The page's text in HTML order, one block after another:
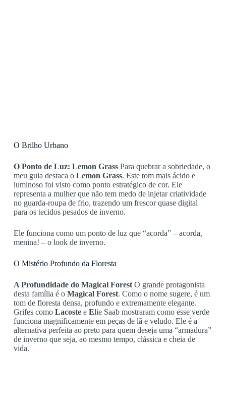
O Brilho Urbano
O Ponto de Luz: Lemon GrassPara quebrar a sobriedade, o
meu guia destaca o Lemon Grass. Este tom mais ácido e
luminoso foi visto como ponto estratégico de cor. Ele
representa a mulher que não tem medo de injetar criatividade
no guarda-roupa de frio, trazendo um frescor quase digital
para os tecidos pesados de inverno.
Ele funciona como um ponto de luz que “acorda” – acorda,
menina! – o look de inverno.
O Mistério Profundo da Floresta
A Profundidade do Magical ForestO grande protagonista
desta família é o Magical Forest. Como o nome sugere, é um
tom de floresta densa, profundo e extremamente elegante.
Grifes como Lacostee Elie Saab mostraram como esse verde
funciona magnificamente em peças de lã e veludo. Ele é a
alternativa perfeita ao preto para quem deseja uma “armadura”
de inverno que seja, ao mesmo tempo, clássica e cheia de
vida.